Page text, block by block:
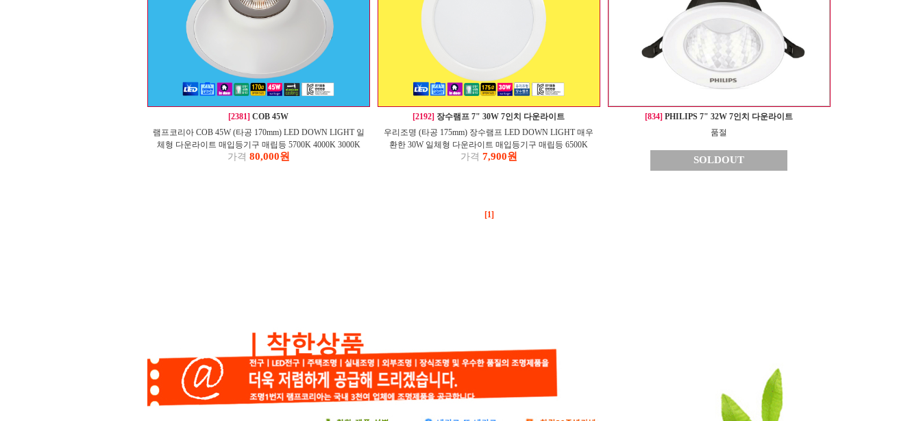
[2381] COB 45W
램프코리아 COB 45W (타공 170mm) LED DOWN LIGHT 일
체형 다운라이트 매입등기구 매립등 5700K 4000K 3000K
가격 80,000원
[2192] 장수램프 7" 30W 7인치 다운라이트
우리조명 (타공 175mm) 장수램프 LED DOWN LIGHT 매우
환한 30W 일체형 다운라이트 매입등기구 매립등 6500K
3000K 플리커프리
가격 7,900원
[834] PHILIPS 7" 32W 7인치 다운라이트
품절
SOLDOUT
[1]